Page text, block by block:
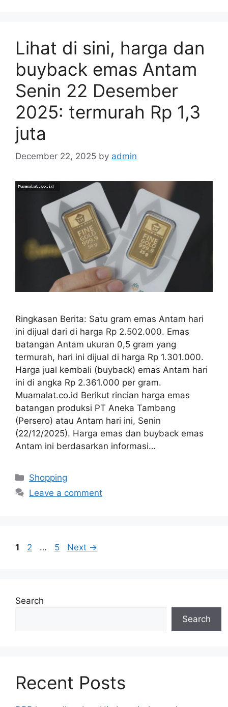
Lihat di sini, harga dan
buyback emas Antam
Senin 22 Desember
2025: termurah Rp 1,3
juta
December 22, 2025 by admin
Ringkasan Berita: Satu gram emas Antam hari
ini dijual dari di harga Rp 2.502.000. Emas
batangan Antam ukuran 0,5 gram yang
termurah, hari ini dijual di harga Rp 1.301.000.
Harga jual kembali (buyback) emas Antam hari
ini di angka Rp 2.361.000 per gram.
Muamalat.co.id Berikut rincian harga emas
batangan produksi PT Aneka Tambang
(Persero) atau Antam hari ini, Senin
(22/12/2025). Harga emas dan buyback emas
Antam ini berdasarkan informasi…
Categories
Shopping
Leave a comment
Page
1 Page
2 … Page
5 Next →
Search
Search
Recent Posts